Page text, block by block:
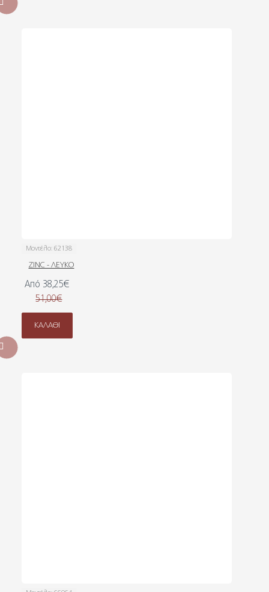
Μοντέλο: 62138
ZINC - ΛΕΥΚΟ
Από 38,25€
51,00€
ΚΑΛΆΘΙ